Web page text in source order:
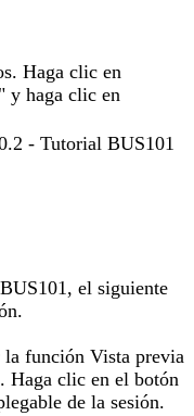
Haga clic en
y haga clic en
- Tutorial BUS101
el siguiente
la función Vista previa
Haga clic en el botón
de la sesión.